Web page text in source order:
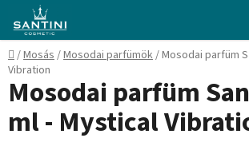
fő
tartalomhoz
Kezdőlap
/Mosás/Mosodai parfümök/Mosodai parfüm
Vibration
Mosodai parfüm
ml - Mystical